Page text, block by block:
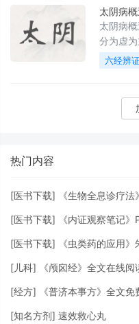
太阴病
太阴病
分为虚
主分类
六经辨
热门内容
[医书下载] 《生物全息诊疗法
[医书下载] 《内证观察笔记
[医书下载] 《虫类药的应用
[儿科] 《颅囟经》全文在线阅
[经方] 《普济本事方》全文
[知名方剂] 速效救心丸